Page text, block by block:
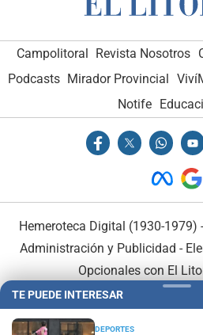
Campolitoral Revista Nosotros
Podcasts Mirador Provincial
Notife
Hemeroteca Digital (1930-1979) -
Administración y Publicidad -
Opcionales con El
TE PUEDE INTERESAR
DEPORTES